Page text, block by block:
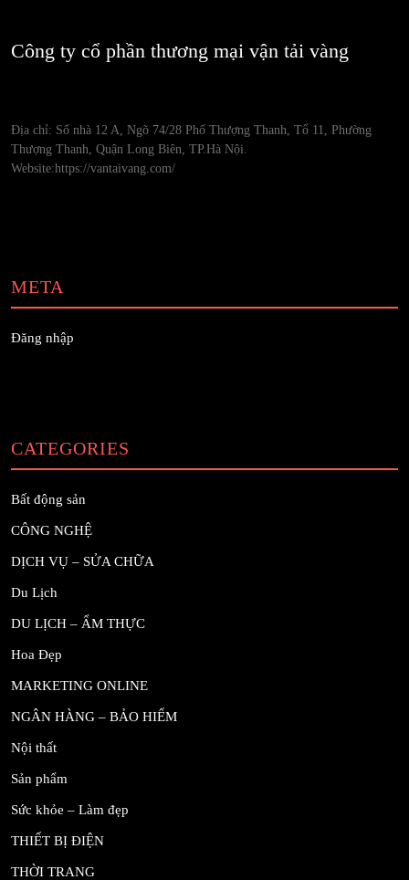
Công ty cổ phần thương mại vận tải vàng
Địa chỉ: Số nhà 12 A, Ngõ 74/28 Phố Thượng Thanh, Tổ 11, Phường
Thượng Thanh, Quận Long Biên, TP.Hà Nội.
Website:https://vantaivang.com/
META
Đăng nhập
CATEGORIES
Bất động sản
CÔNG NGHỆ
DỊCH VỤ – SỬA CHỮA
Du Lịch
DU LỊCH – ẨM THỰC
Hoa Đẹp
MARKETING ONLINE
NGÂN HÀNG – BẢO HIỂM
Nội thất
Sản phẩm
Sức khỏe – Làm đẹp
THIẾT BỊ ĐIỆN
THỜI TRANG